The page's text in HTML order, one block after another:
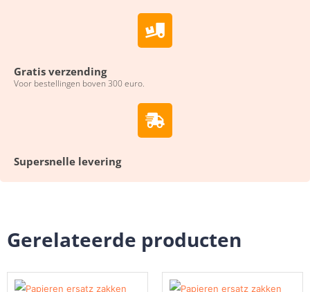
Gratis verzending
Voor bestellingen boven 300 euro.
Supersnelle levering
Gerelateerde producten